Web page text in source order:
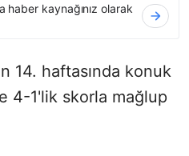
haber kaynağınız olarak
14. haftasında konuk
4-1'lik skorla mağlup